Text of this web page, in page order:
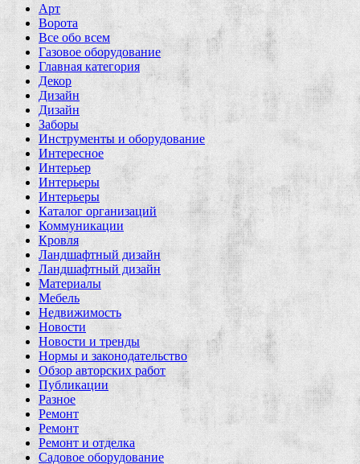
Арт
Ворота
Все обо всем
Газовое оборудование
Главная категория
Декор
Дизайн
Дизайн
Заборы
Инструменты и оборудование
Интересное
Интерьер
Интерьеры
Интерьеры
Каталог организаций
Коммуникации
Кровля
Ландшафтный дизайн
Ландшафтный дизайн
Материалы
Мебель
Недвижимость
Новости
Новости и тренды
Нормы и законодательство
Обзор авторских работ
Публикации
Разное
Ремонт
Ремонт
Ремонт и отделка
Садовое оборудование